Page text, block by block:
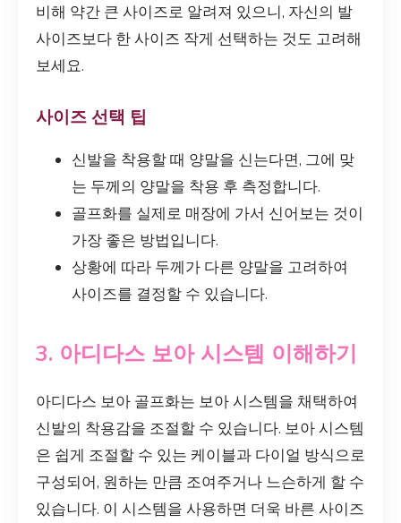
비해 약간 큰 사이즈로 알려져 있으니, 자신의 발
사이즈보다 한 사이즈 작게 선택하는 것도 고려해
보세요.
사이즈 선택 팁
신발을 착용할 때 양말을 신는다면, 그에 맞
는 두께의 양말을 착용 후 측정합니다.
골프화를 실제로 매장에 가서 신어보는 것이
가장 좋은 방법입니다.
상황에 따라 두께가 다른 양말을 고려하여
사이즈를 결정할 수 있습니다.
3. 아디다스 보아 시스템 이해하기
아디다스 보아 골프화는 보아 시스템을 채택하여
신발의 착용감을 조절할 수 있습니다. 보아 시스템
은 쉽게 조절할 수 있는 케이블과 다이얼 방식으로
구성되어, 원하는 만큼 조여주거나 느슨하게 할 수
있습니다. 이 시스템을 사용하면 더욱 바른 사이즈